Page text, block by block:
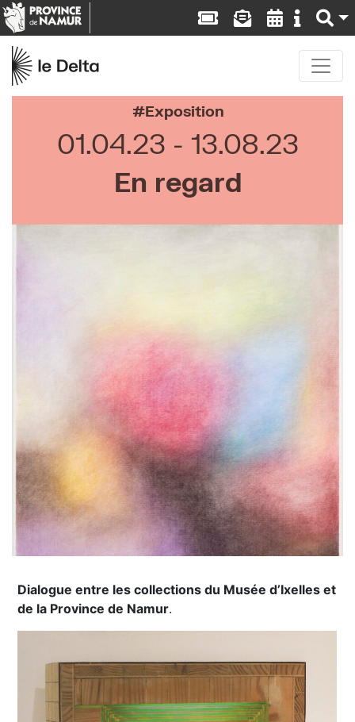
Exposition
01.04.23
13.08.23
En regard
Dialogue entre les collections du Musée d’Ixelles et
de la Province de Namur.